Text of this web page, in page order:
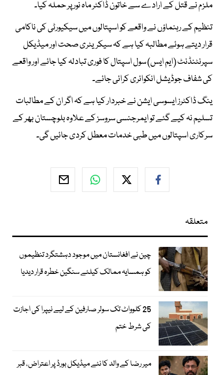
ملزم نے قتل کے ارادے سے خاتون ڈاکٹر ماہ نور پر حملہ کیا۔
تنظیم کے رہنماؤں نے واقعے کو اسپتالوں میں سیکیورٹی کی ناکامی
قرار دیتے ہوئے مطالبہ کیا ہے کہ سیکریٹری صحت اور میڈیکل
سپرنٹنڈنٹ (ایم ایس) سول اسپتال کا فوری تبادلہ کیا جائے اور واقعے
کی شفاف جوڈیشل انکوائری کرائی جائے۔
ینگ ڈاکٹرز ایسوسی ایشن نے خبردار کیا ہے کہ اگر ان کے مطالبات
تسلیم نہ کیے گئے تو ایمرجنسی سروسز کے علاوہ بلوچستان بھر کے
سرکاری اسپتالوں میں طبی خدمات معطل کردی جائیں گی۔
متعلقہ
چین نے افغانستان میں موجود دہشتگرد تنظیموں
کو ہمسایہ ممالک کیلئے سنگین خطرہ قرار دیدیا
25 کلوواٹ تک سولر صارفین کے لیے نیپرا کی اجازت
کی شرط ختم
میر رضا کے والد کا نئے میڈیکل بورڈ پر اعتراض، قبر